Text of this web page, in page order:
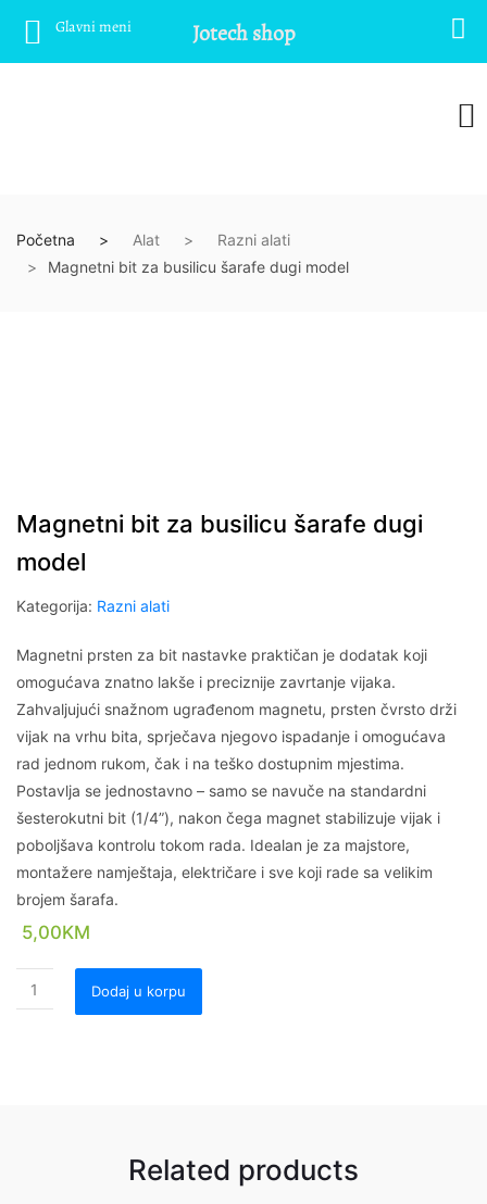
Početna Alat
Razni alati
Magnetni bit za busilicu šarafe dugi model
Magnetni bit za busilicu šarafe dugi
model
Kategorija: Razni alati
Magnetni prsten za bit nastavke praktičan je dodatak koji
omogućava znatno lakše i preciznije zavrtanje vijaka.
Zahvaljujući snažnom ugrađenom magnetu, prsten čvrsto drži
vijak na vrhu bita, sprječava njegovo ispadanje i omogućava
rad jednom rukom, čak i na teško dostupnim mjestima.
Postavlja se jednostavno – samo se navuče na standardni
šesterokutni bit (1/4”), nakon čega magnet stabilizuje vijak i
poboljšava kontrolu tokom rada. Idealan je za majstore,
montažere namještaja, električare i sve koji rade sa velikim
brojem šarafa.
5,00KM
Dodaj u korpu
Related products
Glavni meni Jotech shop